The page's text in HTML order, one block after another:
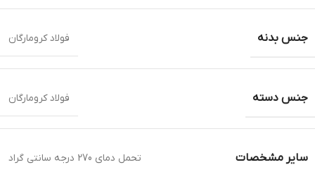
جنس بدنه فولاد کرومارگان
جنس دسته فولاد کرومارگان
سایر مشخصات تحمل دمای 270 درجه سانتی گراد